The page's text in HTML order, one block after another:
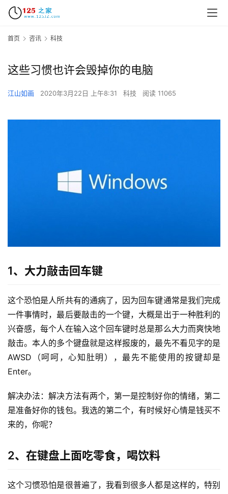
首页 咨讯 科技
这些习惯也许会毁掉你的电脑
江山如画 2020年3月22日 上午8:31 科技 阅读 11065
1、大力敲击回车键
这个恐怕是人所共有的通病了，因为回车键通常是我们完成
一件事情时，最后要敲击的一个键，大概是出于一种胜利的
兴奋感，每个人在输入这个回车键时总是那么大力而爽快地
敲击。本人的多个键盘就是这样报废的，最先不看见字的是
AWSD（呵呵，心知肚明），最先不能使用的按键却是
Enter。
解决办法：解决方法有两个，第一是控制好你的情绪，第二
是准备好你的钱包。我选的第二个，有时候好心情是钱买不
来的，你呢？
2、在键盘上面吃零食，喝饮料
这个习惯恐怕是很普遍了，我看到很多人都是这样的，特别